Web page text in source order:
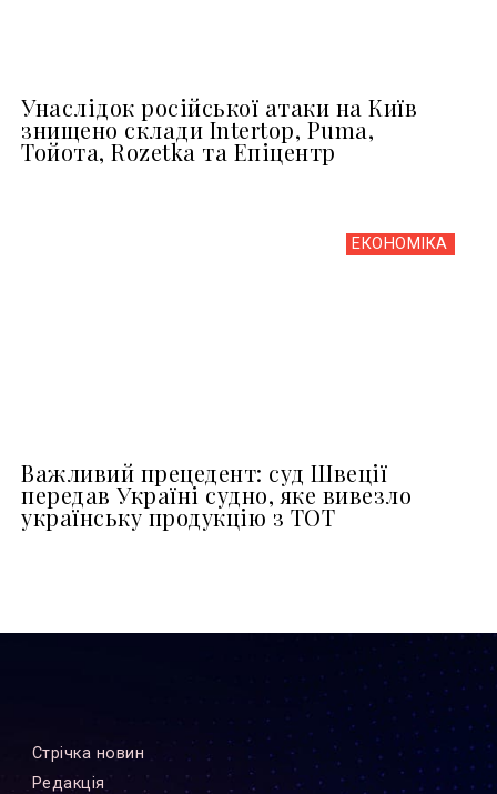
Унаслідок російської атаки на Київ
знищено склади Intertop, Puma,
Тойота, Rozetka та Епіцентр
ЕКОНОМІКА
Важливий прецедент: суд Швеції
передав Україні судно, яке вивезло
українську продукцію з ТОТ
Стрiчка новин
Редакцiя